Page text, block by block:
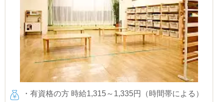
・有資格の方 時給1,315～1,335円（時間帯による）